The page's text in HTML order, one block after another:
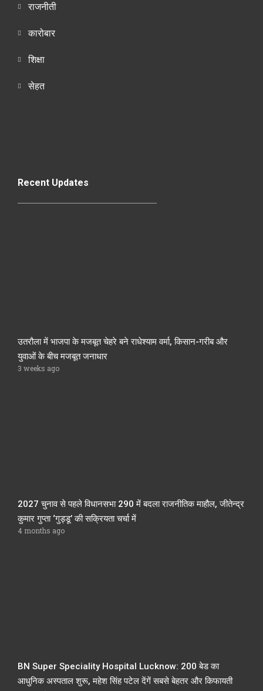
राजनीती
कारोबार
शिक्षा
सेहत
Recent Updates
उतरौला में भाजपा के मजबूत चेहरे बने राधेश्याम वर्मा, किसान-गरीब और
युवाओं के बीच मजबूत जनाधार
3 weeks ago
2027 चुनाव से पहले विधानसभा 290 में बदला राजनीतिक माहौल, जीतेन्द्र
कुमार गुप्ता ‘गुड्डू’ की सक्रियता चर्चा में
4 months ago
BN Super Speciality Hospital Lucknow: 200 बेड का
आधुनिक अस्पताल शुरू, महेश सिंह पटेल देंगें सबसे बेहतर और किफायती